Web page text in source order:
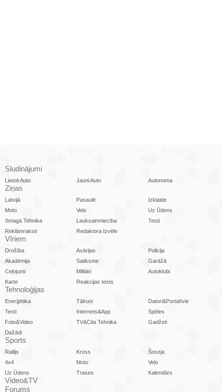
Sludinājumi
Lietoti Auto Jauni Auto Autonoma
Ziņas
Latvijā Pasaulē
Izklaide
Moto
Velo
Uz Ūdens
Smagā Tehnika
Lauksaimniecība
Testi
Reklāmraksti
Redaktora Izvēle
Vīriem
Drošība Avārijas
Policija
Akadēmija
Satiksme
Garāžā
Ceļojumi
Militāri
Autoklubi
Karte
Reakcijas tests
Tehnoloģijas
Enerģētika Tālruņi
Datori&Portatīvie
Testi
Internets&App
Spēles
Foto&Video
TV&Cita Tehnika
Gadžeti
Dažādi
Sports
Rallijs Kross
Šoseja
4x4
Moto
Velo
Uz Ūdens
Trases Kalendārs
Video&TV
Forums